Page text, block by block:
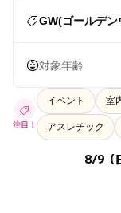
GW(ゴールデ
対象年齢
注目！
イベント 室
アスレチック